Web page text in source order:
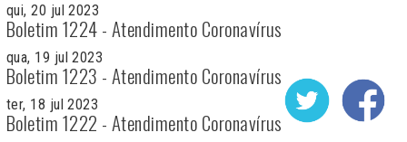
qui, 20 jul 2023
Boletim 1224 - Atendimento Coronavírus
qua, 19 jul 2023
Boletim 1223 - Atendimento Coronavírus
ter, 18 jul 2023
Boletim 1222 - Atendimento Coronavírus